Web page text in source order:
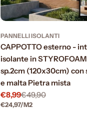
PANNELLI ISOLANTI
CAPPOTTO esterno -
isolante in
sp.2cm (120x30cm) con
e malta Pietra mista
Prezzo
di
€8,99
Prezzo
normale
€49,90
PREZZO
€24,97/PER
M2